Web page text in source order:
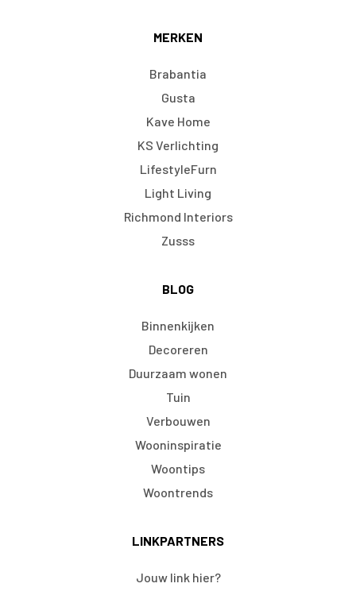
MERKEN
Brabantia
Gusta
Kave Home
KS Verlichting
LifestyleFurn
Light Living
Richmond Interiors
Zusss
BLOG
Binnenkijken
Decoreren
Duurzaam wonen
Tuin
Verbouwen
Wooninspiratie
Woontips
Woontrends
LINKPARTNERS
Jouw link hier?